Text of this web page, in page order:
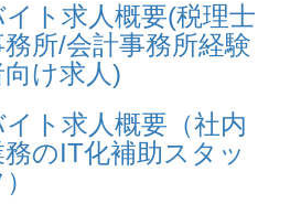
イト求人概要(税理士
所/会計事務所経験
向け求人)
イト求人概要（社内
のIT化補助スタッ